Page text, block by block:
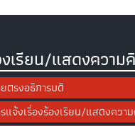
เรียน/แสดงความ
ตรงอธิการบดี
แจ้งเรื่องร้องเรียน/แสดงควา